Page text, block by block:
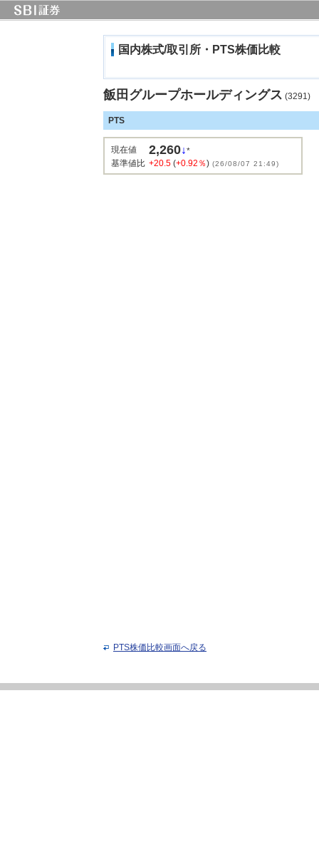
国内株式/取引所・PTS株価比較
飯田グループホールディングス (3291)
PTS
現在値 2,260↓*
基準値比 +20.5 (+0.92％) (26/08/07 21:49)
PTS株価比較画面へ戻る